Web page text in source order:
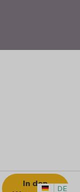
In den
DE